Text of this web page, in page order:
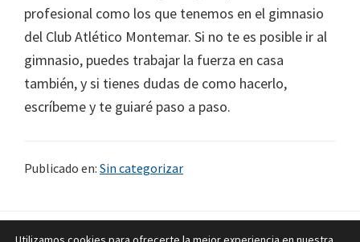
profesional como los que tenemos en el gimnasio
del Club Atlético Montemar. Si no te es posible ir al
gimnasio, puedes trabajar la fuerza en casa
también, y si tienes dudas de como hacerlo,
escríbeme y te guiaré paso a paso.
Publicado en: Sin categorizar